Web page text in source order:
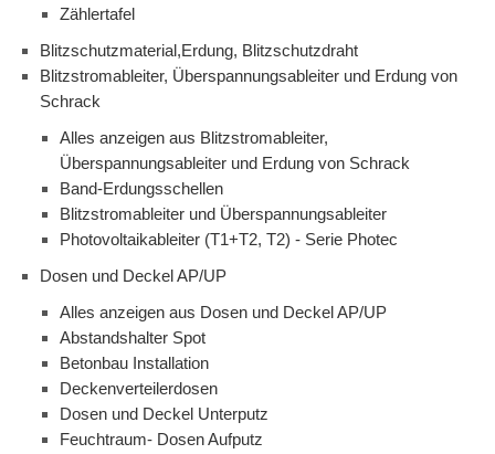
Zählertafel
Blitzschutzmaterial,Erdung, Blitzschutzdraht
Blitzstromableiter, Überspannungsableiter und Erdung von
Schrack
Alles anzeigen aus Blitzstromableiter,
Überspannungsableiter und Erdung von Schrack
Band-Erdungsschellen
Blitzstromableiter und Überspannungsableiter
Photovoltaikableiter (T1+T2, T2) - Serie Photec
Dosen und Deckel AP/UP
Alles anzeigen aus Dosen und Deckel AP/UP
Abstandshalter Spot
Betonbau Installation
Deckenverteilerdosen
Dosen und Deckel Unterputz
Feuchtraum- Dosen Aufputz